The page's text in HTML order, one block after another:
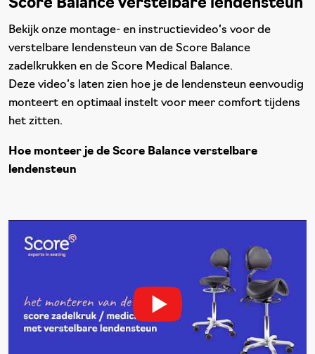
Score Balance verstelbare lendensteun
Bekijk onze montage- en instructievideo’s voor de
verstelbare lendensteun van de Score Balance
zadelkrukken en de Score Medical Balance.
Deze video’s laten zien hoe je de lendensteun eenvoudig
monteert en optimaal instelt voor meer comfort tijdens
het zitten.
Hoe monteer je de Score Balance verstelbare
lendensteun